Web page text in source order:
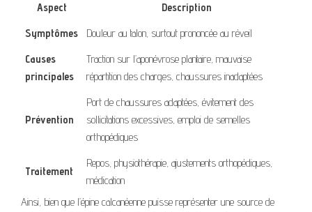
Aspect
Description
Symptômes
Douleur au talon, surtout prononcée au réveil
Causes
principales
Traction sur l’aponévrose plantaire, mauvaise
répartition des charges, chaussures inadaptées
Prévention
Port de chaussures adaptées, évitement des
sollicitations excessives, emploi de semelles
orthopédiques
Traitement
Repos, physiothérapie, ajustements orthopédiques,
médication
Ainsi, bien que l’épine calcanéenne puisse représenter une source de